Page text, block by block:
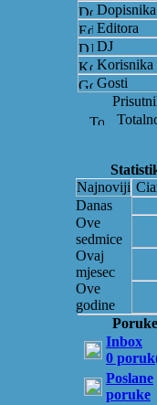
Dopisnika
Editora
DJ
Korisnika
Gosti
Najnoviji
Danas
Ove
sedmice
Ovaj
mjesec
Ove
godine
Poruke
Inbox
0
Poslane
poruke